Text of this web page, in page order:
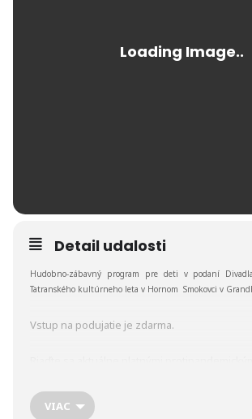
Detail udalosti
Hudobno-zábavný program pre deti v podaní
Tatranského kultúrneho leta v Hornom Smokovci v
Vstup na podujatie je zdarma.
Podujatie je realizované s finančnou
dopravy a výstavby Slovenskej republiky.
VIAC